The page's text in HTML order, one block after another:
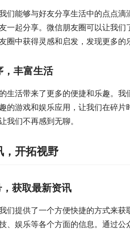
们能够与好友分享生活中的点点
一起分享。微信朋友圈可以让我
圈中获得灵感和启发，发现更多的
，丰富生活
生活带来了更多的便捷和乐趣。
的游戏和娱乐应用，让我们在碎
我们不再感到无聊。
，开拓视野
获取最新资讯
们提供了一个方便快捷的方式来
、娱乐等各个方面的信息。通过